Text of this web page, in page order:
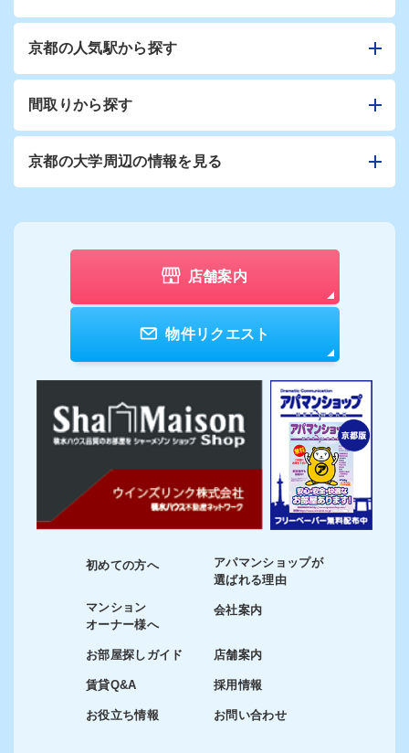
京都の人気駅から探す
間取りから探す
京都の大学周辺の情報を見る
店舗案内
物件リクエスト
初めての方へ
マンション
オーナー様へ
お部屋探しガイド
賃貸Q&A
お役立ち情報
アパマンショップが
選ばれる理由
会社案内
店舗案内
採用情報
お問い合わせ